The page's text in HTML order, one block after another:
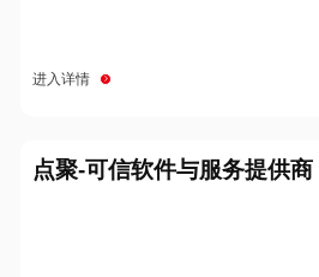
进入详情
点聚-可信软件与服务提供商